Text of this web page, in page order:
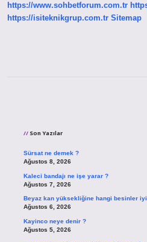
https://www.sohbetforum.com.tr
https://isiteknikgrup.com.tr Sitemap
Son Yazılar
Sürsat ne demek ?
Ağustos 8, 2026
Kaleci bandajı ne işe yarar ?
Ağustos 7, 2026
Beyaz kan yüksekliğine hangi besinler
Ağustos 6, 2026
Kayinco neye denir ?
Ağustos 5, 2026